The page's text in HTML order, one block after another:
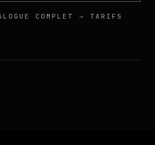
COMPLET → TARIFS